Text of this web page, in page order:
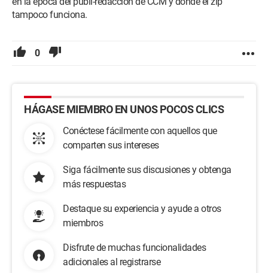
tampoco funciona.
0
HÁGASE MIEMBRO EN UNOS POCOS CLICS
Conéctese fácilmente con aquellos que
comparten sus intereses
Siga fácilmente sus discusiones y obtenga
más respuestas
Destaque su experiencia y ayude a otros
miembros
Disfrute de muchas funcionalidades
adicionales al registrarse